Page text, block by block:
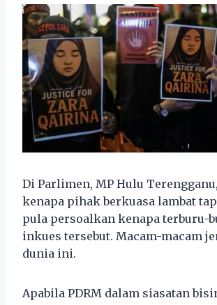
Di Parlimen, MP Hulu
kenapa pihak berkuasa lambat
pula persoalkan kenapa terburu-
inkues tersebut. Macam-macam
dunia ini.
Apabila PDRM dalam siasatan